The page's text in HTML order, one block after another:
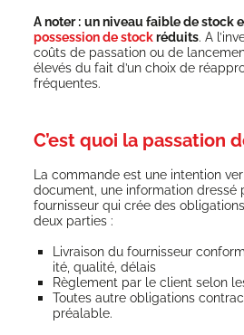
A noter : un niveau faible de stock
pos­ses­sion de stockréduits. A
coûts de pas­sa­tion ou de
éle­vés du fait d’un choix de
fréquentes.
C’est quoi la passation
La com­mande est une inten­tion
docu­ment, une infor­ma­tion dres­sé
four­nis­seur qui crée des
deux parties :
Livrai­son du four­nis­seur
i­té, qua­li­té, délais
Règle­ment par le client selon
Toutes autre obli­ga­tions
préalable.